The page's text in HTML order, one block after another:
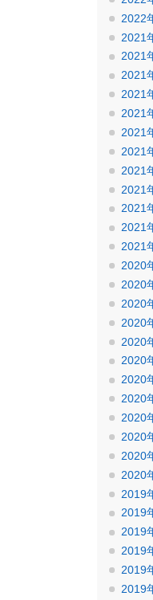
2022
2021
2021
2021
2021
2021
2021
2021
2021
2021
2021
2021
2021
2020
2020
2020
2020
2020
2020
2020
2020
2020
2020
2020
2020
2019
2019
2019
2019
2019
2019